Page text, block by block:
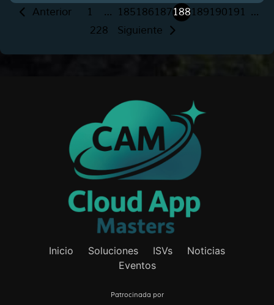
Anterior 1 … 185186187188189190191 …
228
Siguiente
Inicio Soluciones ISVs
Noticias
Eventos
Patrocinada por